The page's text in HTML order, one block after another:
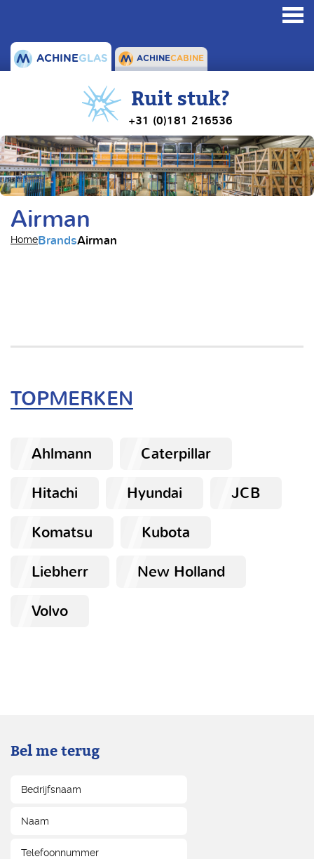
ACHINEGLAS ACHINECABINE
Ruit stuk?
+31 (0)181 216536
Airman
HomeBrandsAirman
TOPMERKEN
Ahlmann
Caterpillar
Hitachi
Hyundai
JCB
Komatsu
Kubota
Liebherr
New Holland
Volvo
Bel me terug